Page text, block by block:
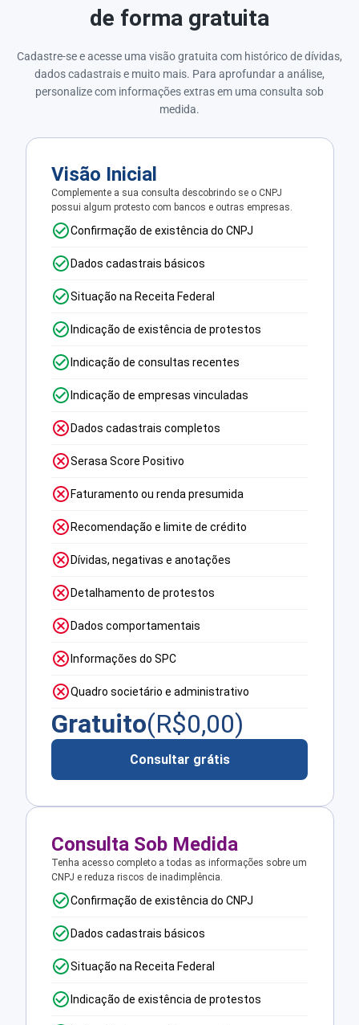
de forma gratuita
Cadastre-se e acesse uma visão gratuita com histórico de dívidas,
dados cadastrais e muito mais. Para aprofundar a análise,
personalize com informações extras em uma consulta sob
medida.
Visão Inicial
Complemente a sua consulta descobrindo se o CNPJ
possui algum protesto com bancos e outras empresas.
Confirmação de existência do CNPJ
Dados cadastrais básicos
Situação na Receita Federal
Indicação de existência de protestos
Indicação de consultas recentes
Indicação de empresas vinculadas
Dados cadastrais completos
Serasa Score Positivo
Faturamento ou renda presumida
Recomendação e limite de crédito
Dívidas, negativas e anotações
Detalhamento de protestos
Dados comportamentais
Informações do SPC
Quadro societário e administrativo
Gratuito(R$0,00)
Consultar grátis
Consulta Sob Medida
Tenha acesso completo a todas as informações sobre um
CNPJ e reduza riscos de inadimplência.
Confirmação de existência do CNPJ
Dados cadastrais básicos
Situação na Receita Federal
Indicação de existência de protestos